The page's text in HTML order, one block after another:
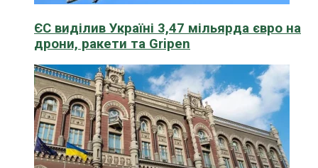
ЄС виділив Україні 3,47 мільярда євро на
дрони, ракети та Gripen